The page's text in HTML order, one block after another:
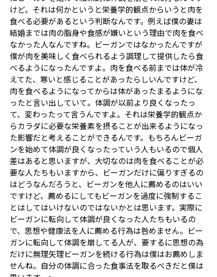
けど。それは何かというと栄養学的観点からいうと肉を
食べる必要があるという判断なんです。例えば僕の妻は
結婚までは肉の脂身や食感が嫌いという理由で肉を食べ
なかった人なんですね。ビーガンではなかったんですが
僕が肉を美味しく食べられるよう調理して提供したら食
べるようになったんですよ。肉を食べる前までは体が冷
えてた、寒いと感じることがあったらしいんですけど、
肉を食べるようになってからは体があったまるようにな
ったと言い出していて。体調が以前より良くなったっ
て、変わったって言うんですよ。それは栄養学的観点か
らカラダに必要な栄養素を摂ることが出来るようになっ
た影響だと考えることができるんです。もちろんビーガ
ンを始めて体調が良くなったっていう人もいるので個人
差はあると思いますが、大切なのは肉を食べることが必
要な人たちもいますから、ビーガンだけに偏りすぎるの
はどうなんだろうと、ビーガンを他人に薦めるのはいい
ですけど、薦めるにしてもビーガンを過度に強制するこ
とはしてはいけないのではないかとは思います。実際に
ビーガンに転向して体調が良くなった人たちもいるの
で、思想や健康法を人に薦める行為は咎めません。ビー
ガンに転向して体調を崩してる人が、要するに思想の為
だけに無理矢理ビーガンを続ける行為は僕はお薦めしま
せんね。自分の体調に合った食事法を取るべきだと僕は